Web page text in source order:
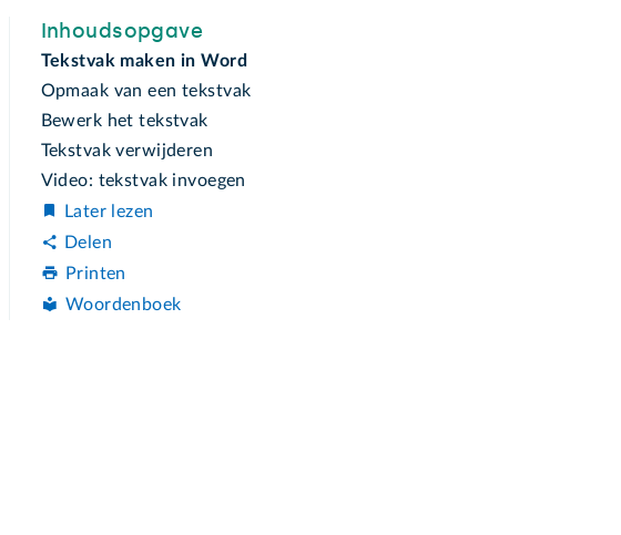
Inhoudsopgave
Tekstvak maken in Word
Opmaak van een tekstvak
Bewerk het tekstvak
Tekstvak verwijderen
Video: tekstvak invoegen
Later lezen
Delen
Printen
Woordenboek